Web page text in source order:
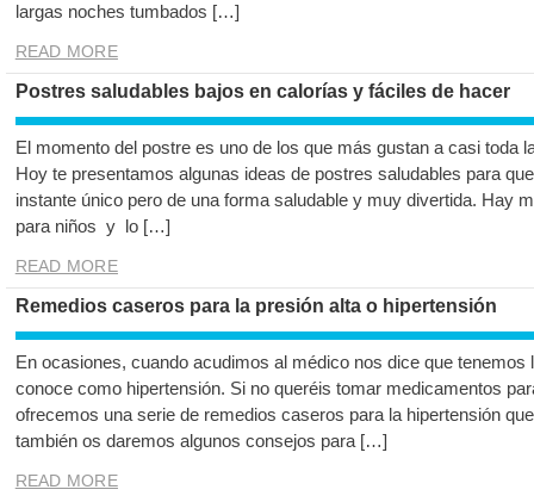
largas noches tumbados […]
READ MORE
Postres saludables bajos en calorías y fáciles de hacer
El momento del postre es uno de los que más gustan a casi toda
Hoy te presentamos algunas ideas de postres saludables para
instante único pero de una forma saludable y muy divertida. Hay
para niños y lo […]
READ MORE
Remedios caseros para la presión alta o hipertensión
En ocasiones, cuando acudimos al médico nos dice que tenemos
conoce como hipertensión. Si no queréis tomar medicamentos
ofrecemos una serie de remedios caseros para la hipertensión
también os daremos algunos consejos para […]
READ MORE